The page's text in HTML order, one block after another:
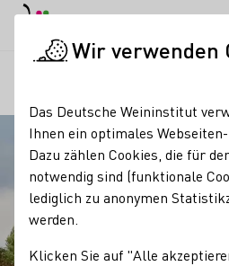
Wir verwenden
Das Deutsche Weininstitut
Ihnen ein optimales
Dazu zählen Cookies, die für
notwendig sind (funktionale
lediglich zu anonymen
werden.
Klicken Sie auf "Alle